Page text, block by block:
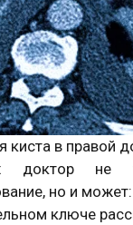
киста в правой
доктор не
но и может:
ключе